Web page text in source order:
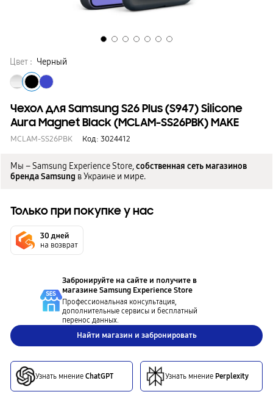
Цвет : Черный
Чехол для Samsung S26 Plus (S947) Silicone
Aura Magnet Black (MCLAM-SS26PBK) MAKE
MCLAM-SS26PBK Код: 3024412
Мы – Samsung Experience Store,собственная сеть магазинов
бренда Samsung в Украине и мире.
Только при покупке у нас
Забронируйте на сайте и получите в
магазинеSamsung Experience Store
Профессиональная консультация,
дополнительные сервисы и бесплатный
перенос данных.
Найти магазин и забронировать
Узнать мнение ChatGPT Узнать мнение Perplexity